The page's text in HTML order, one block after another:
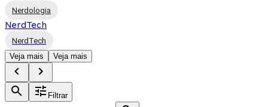
Nerdologia
NerdTech
NerdTech
Veja mais
Veja mais
Filtrar